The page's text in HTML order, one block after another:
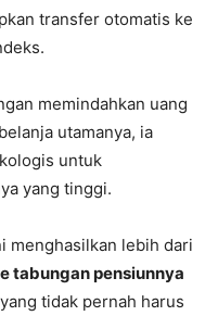
transfer otomatis ke
memindahkan uang
utamanya, ia
untuk
yang tinggi.
menghasilkan lebih dari
tabungan pensiunnya
tidak pernah harus